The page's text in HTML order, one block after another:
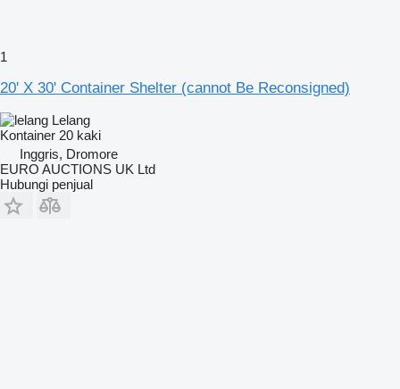
1
20' X 30' Container Shelter (cannot Be Reconsigned)
Lelang
Kontainer 20 kaki
Inggris, Dromore
EURO AUCTIONS UK Ltd
Hubungi penjual